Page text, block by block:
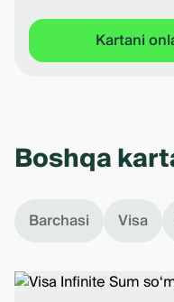
Kartani
Boshqa
Barchasi Visa